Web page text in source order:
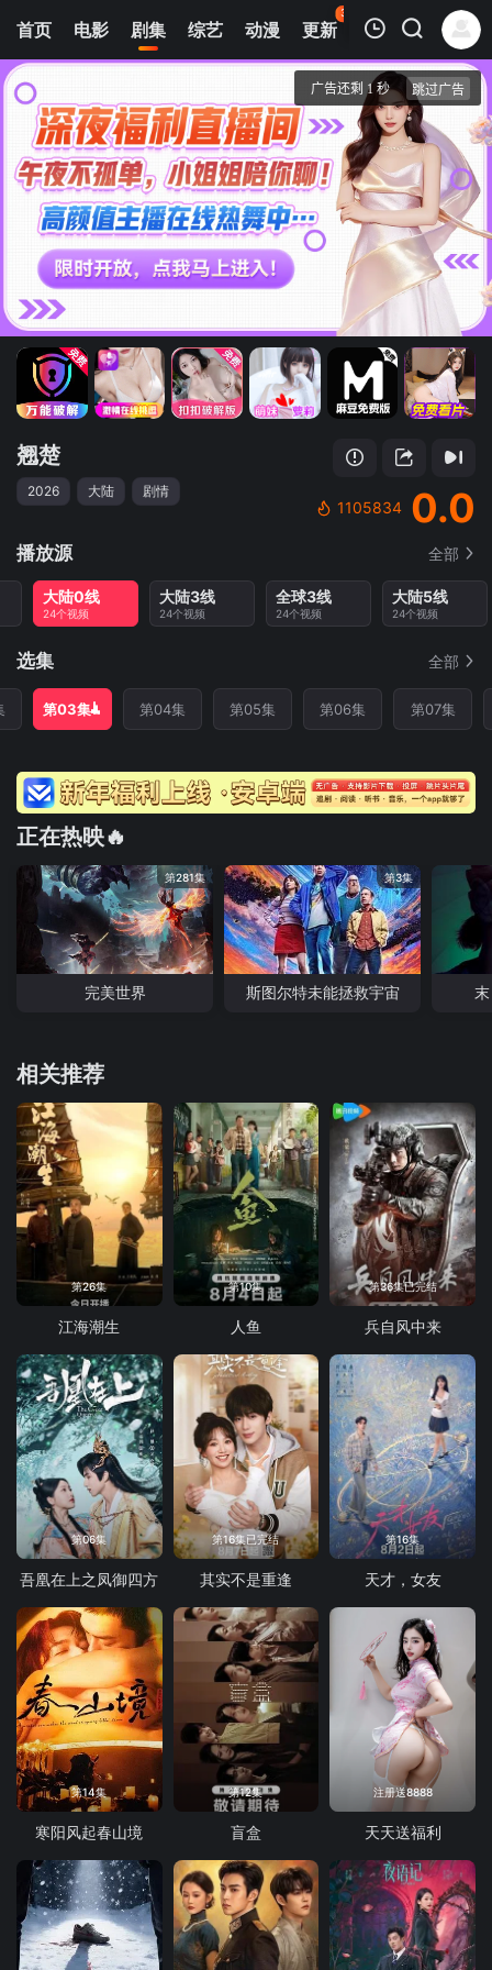
首页 电影 剧集 综艺 动漫 更新
39
热榜 APP
第03集
翘楚
清空
翘楚
2026 大陆 剧情
1105834 0.0
播放源 全部
大陆0线
24个视频
大陆3线
24个视频
全球3线
24个视频
大陆5线
24个视频
选集 全部
第03集 第04集 第05集 第06集 第07集
正在热映🔥
第281集
完美世界
第3集
斯图尔特未能拯救宇宙
相关推荐
第26集
江海潮生
第10集
人鱼
第36集已完结
兵自风中来
第06集
吾凰在上之凤御四方
第16集已完结
其实不是重逢
第16集
天才，女友
第14集
寒阳风起春山境
第12集
盲盒
注册送8888
天天送福利